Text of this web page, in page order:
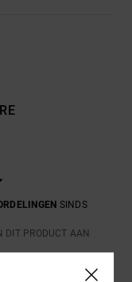
SINDS
PRODUCT AAN